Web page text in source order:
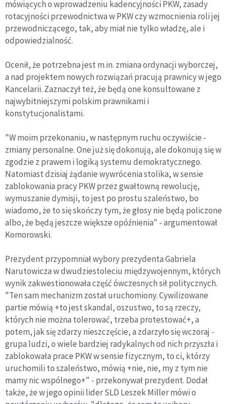
mówiących o wprowadzeniu kadencyjności PKW, zasady
rotacyjności przewodnictwa w PKW czy wzmocnienia roli jej
przewodniczącego, tak, aby miał nie tylko władzę, ale i
odpowiedzialność.
Ocenił, że potrzebna jest m.in. zmiana ordynacji wyborczej,
a nad projektem nowych rozwiązań pracują prawnicy w jego
Kancelarii. Zaznaczył też, że będą one konsultowane z
najwybitniejszymi polskim prawnikami i
konstytucjonalistami.
"W moim przekonaniu, w następnym ruchu oczywiście -
zmiany personalne. One już się dokonują, ale dokonują się w
zgodzie z prawem i logiką systemu demokratycznego.
Natomiast dzisiaj żądanie wywrócenia stolika, w sensie
zablokowania pracy PKW przez gwałtowną rewolucję,
wymuszanie dymisji, to jest po prostu szaleństwo, bo
wiadomo, że to się skończy tym, że głosy nie będą policzone
albo, że będą jeszcze większe opóźnienia" - argumentował
Komorowski.
Prezydent przypomniał wybory prezydenta Gabriela
Narutowicza w dwudziestoleciu międzywojennym, których
wynik zakwestionowała część ówczesnych sił politycznych.
"Ten sam mechanizm został uruchomiony. Cywilizowane
partie mówią +to jest skandal, oszustwo, to są rzeczy,
których nie można tolerować, trzeba protestować+, a
potem, jak się zdarzy nieszczęście, a zdarzyło się wczoraj -
grupa ludzi, o wiele bardziej radykalnych od nich przyszła i
zablokowała prace PKW w sensie fizycznym, to ci, którzy
uruchomili to szaleństwo, mówią +nie, nie, my z tym nie
mamy nic wspólnego+" - przekonywał prezydent. Dodał
także, że w jego opinii lider SLD Leszek Miller mówi o